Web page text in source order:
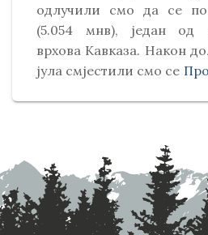
одлучили смо да се
(5.054 мнв), један од
врхова Kавказа. Након
јула смјестили смо се